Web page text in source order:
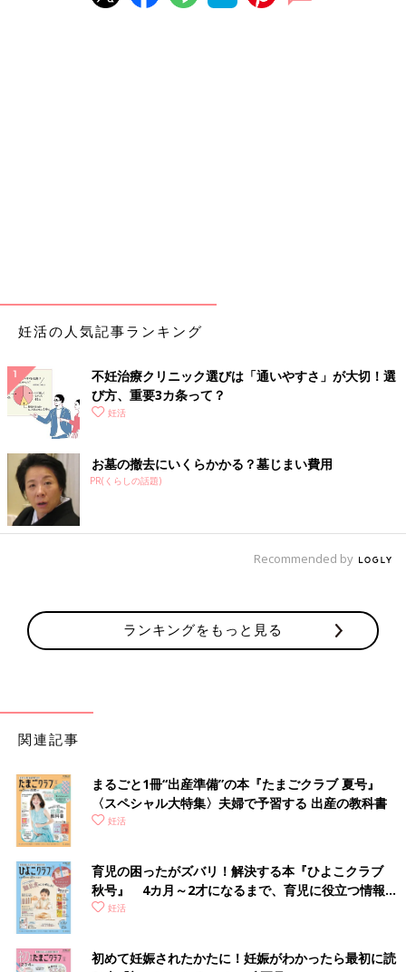
妊活の人気記事ランキング
不妊治療クリニック選びは「通いやすさ」が大切！選
び方、重要3カ条って？
妊活
お墓の撤去にいくらかかる？墓じまい費用
PR(くらしの話題)
Recommended by
ランキングをもっと見る
関連記事
まるごと1冊“出産準備”の本『たまごクラブ 夏号』
〈スペシャル大特集〉夫婦で予習する 出産の教科書
妊活
育児の困ったがズバリ！解決する本『ひよこクラブ
秋号』 4カ月～2才になるまで、育児に役立つ情報が
いっぱい！
妊活
初めて妊娠されたかたに！妊娠がわかったら最初に読